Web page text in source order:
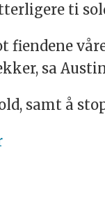
ti
fiendene
sa
samt å